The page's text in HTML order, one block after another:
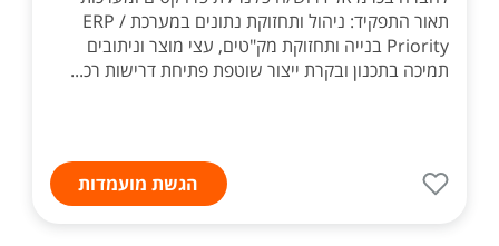
תאור התפקיד: ניהול ותחזוקת נתונים במערכת ERP /
Priority בנייה ותחזוקת מק"טים, עצי מוצר וניתובים
תמיכה בתכנון ובקרת ייצור שוטפת פתיחת דרישות רכ...
הגשת מועמדות